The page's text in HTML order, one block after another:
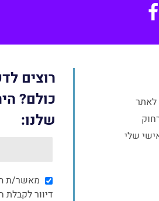
לאתר
שלי
רוצים
כולם?
שלנו:
מאשר/ת
דיוור לקבלת